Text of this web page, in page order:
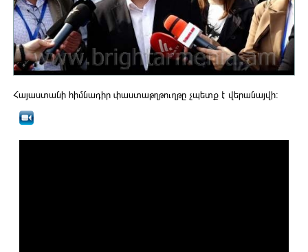
Հայաստանի հիմնադիր փաստաթղթուղթը չպետք է վերանայվի: